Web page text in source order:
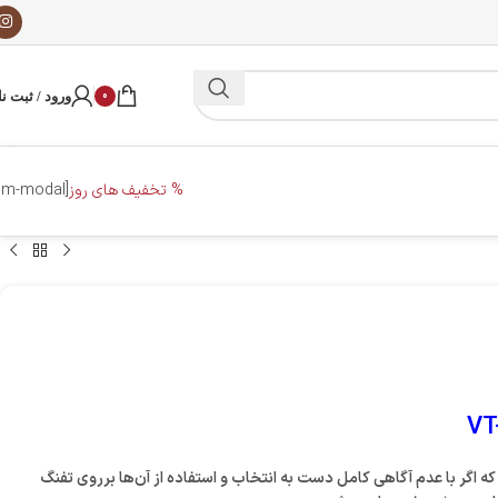
0 ورود / ثبت
% تخفیف های روز[dm-modal]
اگر با عدم آگاهی کامل دست به انتخاب و استفاده از آن‌ها بررویتفنگ